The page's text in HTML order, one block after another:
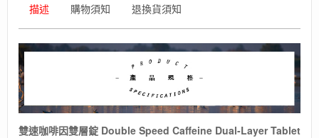
描述 購物須知 退換貨須知
雙速咖啡因雙層錠 Double Speed Caffeine Dual-Layer Tablet